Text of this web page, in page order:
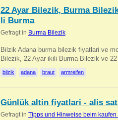
22 Ayar Bilezik, Burma
li Burma
Gefragt in Burma Bilezik
Bilzik Adana burma bilezik fiyatlari ve
Bilezik, 22 Ayar ikili Burma Bilezik ve
bilzik adana braut armreifen
Günlük altin fiyatlari - alis
Gefragt in Tipps und Hinweise beim